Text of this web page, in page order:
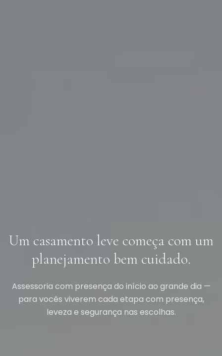
Um casamento leve começa com um
planejamento bem cuidado.
Assessoria com presença do início ao grande dia —
para vocês viverem cada etapa com presença,
leveza e segurança nas escolhas.